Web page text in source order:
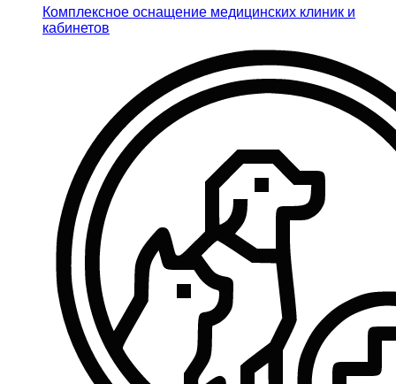
Комплексное оснащение медицинских клиник и
кабинетов